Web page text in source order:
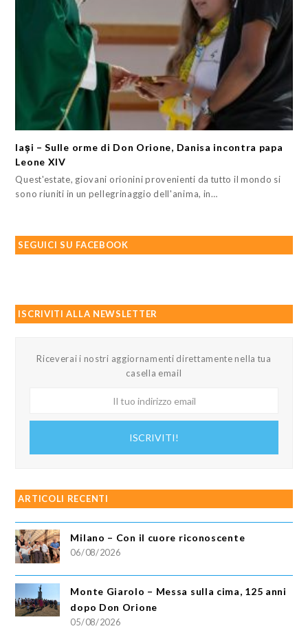
Iași – Sulle orme di Don Orione, Danisa incontra papa
Leone XIV
Quest'estate, giovani orionini provenienti da tutto il mondo si
sono riuniti in un pellegrinaggio dell'anima, in…
SEGUICI SU FACEBOOK
ISCRIVITI ALLA NEWSLETTER
Riceverai i nostri aggiornamenti direttamente nella tua
casella email
ISCRIVITI!
ARTICOLI RECENTI
Milano – Con il cuore riconoscente
06/08/2026
Monte Giarolo – Messa sulla cima, 125 anni
dopo Don Orione
05/08/2026